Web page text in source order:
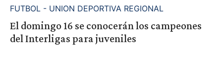
FUTBOL - UNION DEPORTIVA REGIONAL
El domingo 16 se conocerán los campeones
del Interligas para juveniles